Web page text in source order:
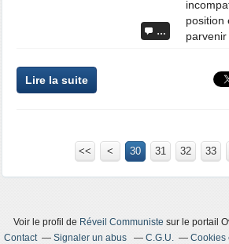
…
position
parvenir
Lire la suite
<< < 10
20
30 31 32 33
Voir le profil de Réveil Communiste sur le portail
Contact
Signaler un abus C.G.U.
Cookies